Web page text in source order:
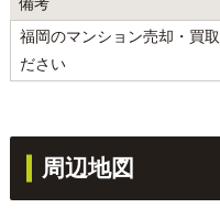
備考
福岡のマンション売却・買
ださい
周辺地図